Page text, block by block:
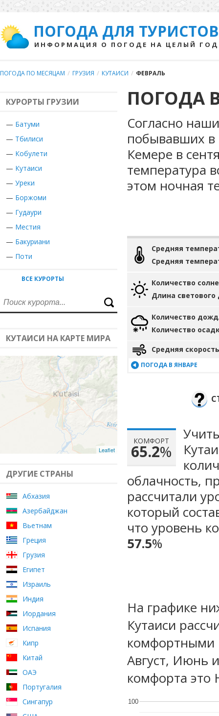
ПОГОДА ДЛЯ ТУРИСТОВ
ИНФОРМАЦИЯ О ПОГОДЕ НА ЦЕЛЫЙ ГОД
ПОГОДА ПО МЕСЯЦАМ / ГРУЗИЯ / КУТАИСИ / ФЕВРАЛЬ
КУРОРТЫ ГРУЗИИ
— Батуми
— Тбилиси
— Кобулети
— Кутаиси
— Уреки
— Боржоми
— Гудаури
— Местия
— Бакуриани
— Поти
ВСЕ КУРОРТЫ
КУТАИСИ НА КАРТЕ МИРА
Leaflet
ДРУГИЕ СТРАНЫ
Абхазия
Азербайджан
Вьетнам
Греция
Грузия
Египет
Израиль
Индия
Иордания
Испания
Кипр
Китай
ОАЭ
Португалия
Сингапур
ПОГОДА
Согласно
побывавших в
Кемере в
температура
этом ночная
Средняя
Средняя
Количество
Длина светового
Количество
Количество
Средняя
ПОГОДА В ЯНВАРЕ
КОМФОРТ
65.2%
облачность,
рассчитали
который
что уровень
57.5%
На графике
Кутаиси
комфортными
Август, Июнь
комфорта это
100